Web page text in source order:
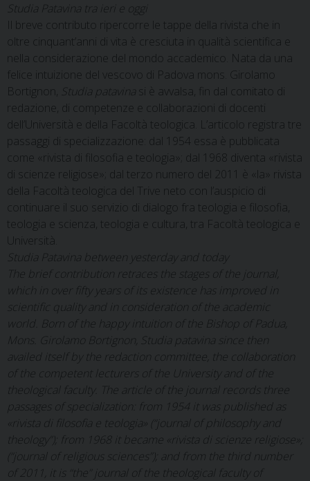
Studia Patavina tra ieri e oggi
Il breve contributo ripercorre le tappe della rivista che in
oltre cinquant’anni di vita è cresciuta in qualità scientifica e
nella considerazione del mondo accademico. Nata da una
felice intuizione del vescovo di Padova mons. Girolamo
Bortignon,
Studia patavina
si è avvalsa, fin dal comitato di
redazione, di competenze e collaborazioni di docenti
dell’Università e della Facoltà teologica. L’articolo registra tre
passaggi di specializzazione: dal 1954 essa è pubblicata
come «rivista di filosofia e teologia»; dal 1968 diventa «rivista
di scienze religiose»; dal terzo numero del 2011 è «la» rivista
della Facoltà teologica del Trive neto con l’auspicio di
continuare il suo servizio di dialogo fra teologia e filosofia,
teologia e scienza, teologia e cultura, tra Facoltà teologica e
Università.
Studia Patavina
between yesterday and today
The brief contribution retraces the stages of the journal,
which in over fifty years of its existence has improved in
scientific quality and in consideration of the academic
world. Born of the happy intuition of the Bishop of Padua,
Mons. Girolamo Bortignon,
Studia patavina since then
availed itself by the redaction committee, the collaboration
of the competent lecturers of the University and of the
theological faculty. The article of the journal records three
passages of specialization: from 1954 it was published as
«rivista di filosofia e teologia» (“journal of philosophy and
theology”); from 1968 it became «rivista di scienze religiose»;
(“journal of religious sciences”); and from the third number
of 2011, it is “the” journal of the theological faculty of